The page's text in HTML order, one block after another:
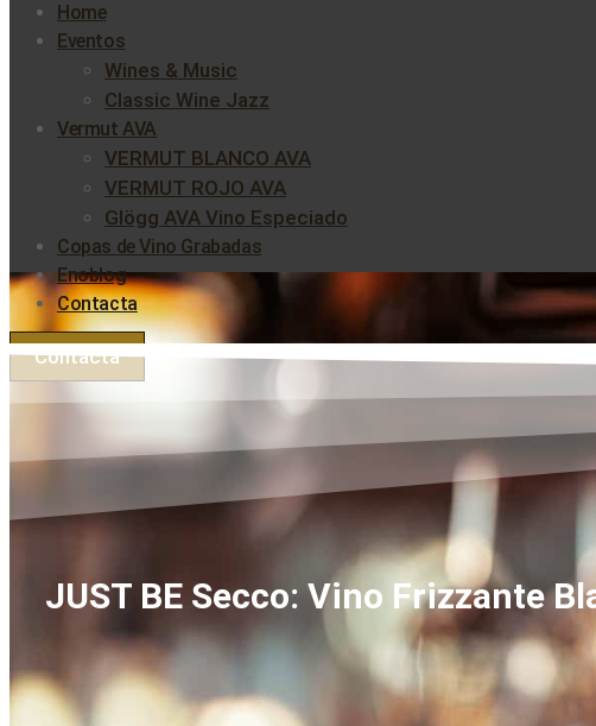
Home
Eventos
Wines & Music
Classic Wine Jazz
Vermut AVA
VERMUT BLANCO AVA
VERMUT ROJO AVA
Glögg AVA Vino Especiado
Copas de Vino Grabadas
Enoblog
Contacta
Contacta
JUST BE Secco: Vino Frizzante